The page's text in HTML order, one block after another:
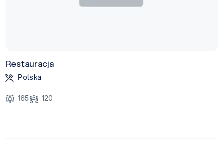
Restauracja
Polska
165 120